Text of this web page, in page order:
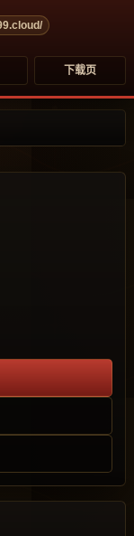
下载页